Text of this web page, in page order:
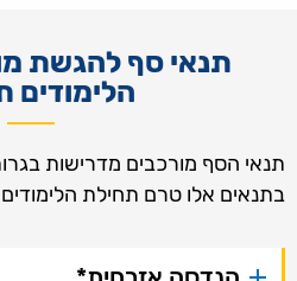
תנאי סף להגשת
הלימודים
תנאי הסף מורכבים מדרישות
בתנאים אלו טרם תחילת